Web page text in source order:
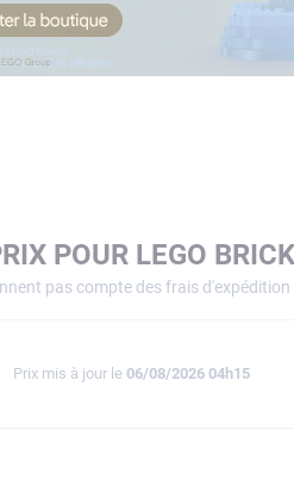
POUR LEGO
pas compte des frais
Prix mis à jour le 06/08/2026 04h15